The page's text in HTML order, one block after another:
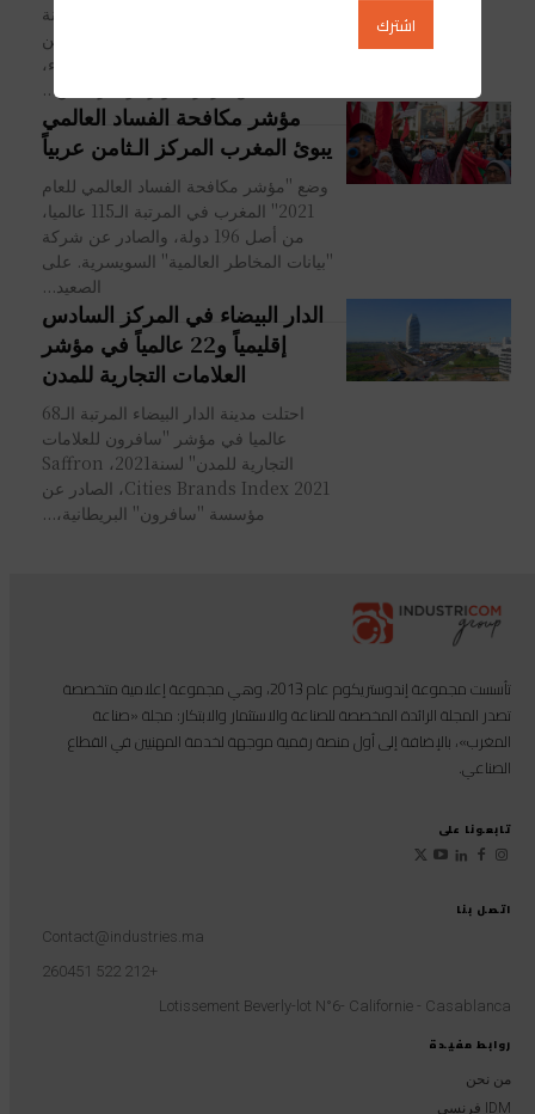
بوّأ مؤشر "الأمن الصحي العالمي" لسنة
2021، المغرب المرتبة الـ108 عالميا من
أصل 195 دولة، و الصادر، أمس الأربعاء،
عن مركز "جونز هوبكنز للأمن...
مؤشر مكافحة الفساد العالمي
يبوئ المغرب المركز الـثامن عربياً
وضع "مؤشر مكافحة الفساد العالمي للعام
2021" المغرب في المرتبة الـ115 عالميا،
من أصل 196 دولة، والصادر عن شركة
"بيانات المخاطر العالمية" السويسرية. على
الصعيد...
الدار البيضاء في المركز السادس
إقليمياً و22 عالمياً في مؤشر
العلامات التجارية للمدن
احتلت مدينة الدار البيضاء المرتبة الـ68
عالميا في مؤشر "سافرون للعلامات
التجارية للمدن" لسنة2021، Saffron
Cities Brands Index 2021، الصادر عن
مؤسسة "سافرون" البريطانية،...
روابط مفيدة
من نحن
IDM فرنسي
اتصل بنا
Contact@industries.ma
+212 522 260451
Lotissement Beverly-lot N°6- Californie - Casablanca
تأسست مجموعة إندوستريكوم عام 2013، وهي مجموعة إعلامية متخصصة
تصدر المجلة الرائدة المخصصة للصناعة والاستثمار والابتكار: مجلة «صناعة
المغرب»، بالإضافة إلى أول منصة رقمية موجهة لخدمة المهنيين في القطاع
الصناعي.
تابعونا على